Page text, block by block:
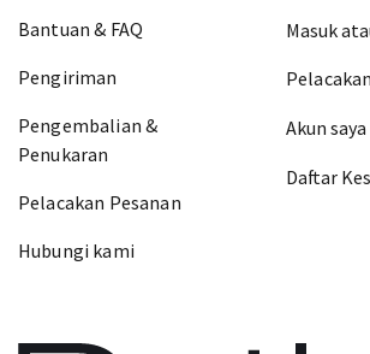
Bantuan & FAQ
Pengiriman
Pengembalian &
Penukaran
Pelacakan Pesanan
Hubungi kami
Masuk
Akun saya
Daftar